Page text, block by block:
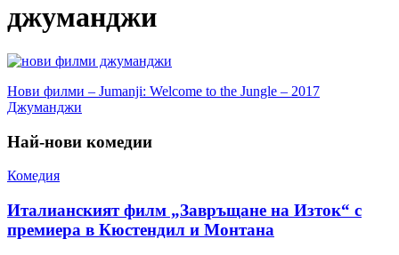
джуманджи
Навигация
Нови филми – Jumanji: Welcome to the Jungle – 2017
Джуманджи
Най-нови комедии
Комедия
Италианският филм „Завръщане на Изток“ с
премиера в Кюстендил и Монтана